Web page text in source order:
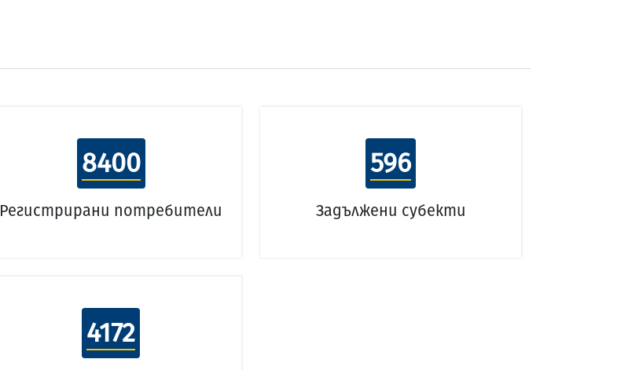
8400
Регистрирани потребители
596
Задължени субекти
4172